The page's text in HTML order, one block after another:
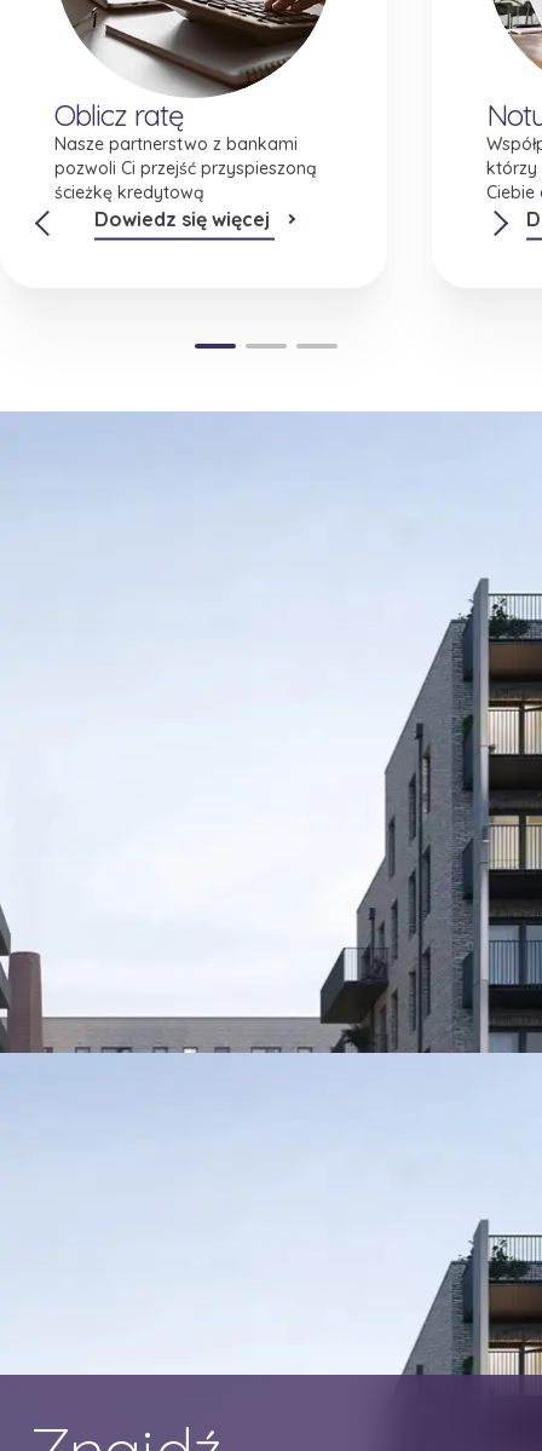
Oblicz ratę
Nasze partnerstwo z bankami
pozwoli Ci przejść przyspieszoną
ścieżkę kredytową
Dowiedz się więcej
którzy